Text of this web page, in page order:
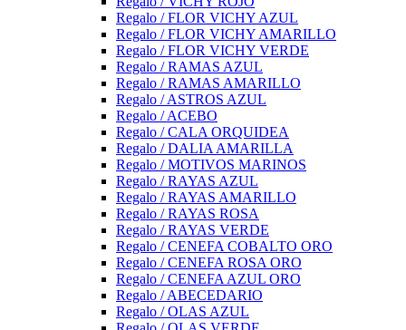
Regalo / FLOR VICHY AZUL
Regalo / FLOR VICHY AMARILLO
Regalo / FLOR VICHY VERDE
Regalo / RAMAS AZUL
Regalo / RAMAS AMARILLO
Regalo / ASTROS AZUL
Regalo / ACEBO
Regalo / CALA ORQUIDEA
Regalo / DALIA AMARILLA
Regalo / MOTIVOS MARINOS
Regalo / RAYAS AZUL
Regalo / RAYAS AMARILLO
Regalo / RAYAS ROSA
Regalo / RAYAS VERDE
Regalo / CENEFA COBALTO ORO
Regalo / CENEFA ROSA ORO
Regalo / CENEFA AZUL ORO
Regalo / ABECEDARIO
Regalo / OLAS AZUL